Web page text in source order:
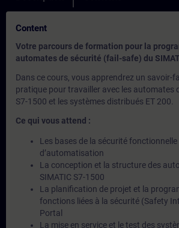
Content
Votre parcours de formation pour la
automates de sécurité (fail-safe) du
Dans ce cours, vous apprendrez un savoir-
pratique pour travailler avec les automates
S7-1500 et les systèmes distribués ET 200.
Ce qui vous attend :
Les bases de la sécurité
d’automatisation
La conception et la structure des
SIMATIC S7-1500
La planification de projet et la
fonctions liées à la sécurité (Safety
Portal
La mise en service et le test des